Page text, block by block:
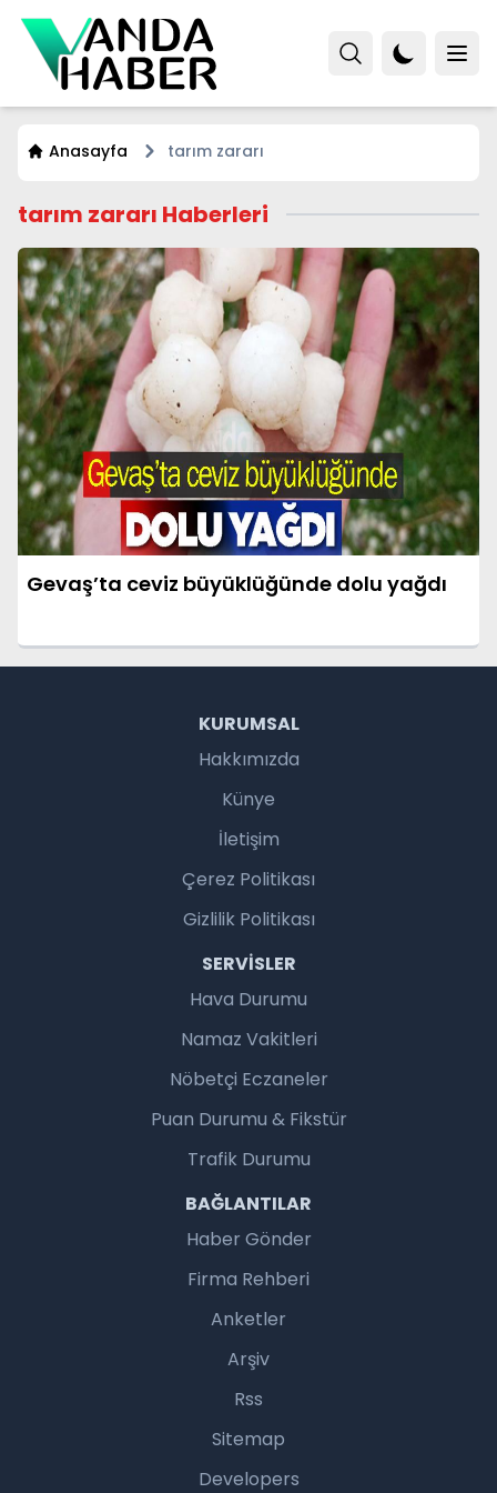
Anasayfa tarım zararı
tarım zararı Haberleri
Gevaş’ta ceviz büyüklüğünde dolu yağdı
KURUMSAL
Hakkımızda
Künye
İletişim
Çerez Politikası
Gizlilik Politikası
SERVISLER
Hava Durumu
Namaz Vakitleri
Nöbetçi Eczaneler
Puan Durumu & Fikstür
Trafik Durumu
BAĞLANTILAR
Haber Gönder
Firma Rehberi
Anketler
Arşiv
Rss
Sitemap
Developers